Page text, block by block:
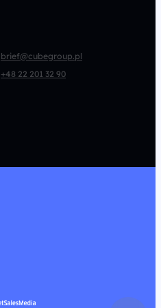
Marketing Automation
brief@cubegroup.pl
+48 22 201 32 90